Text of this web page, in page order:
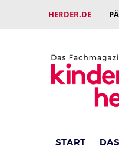
HERDER.DE
START